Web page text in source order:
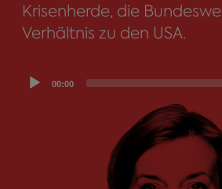
Krisenherde, die
Verhältnis zu den USA.
Audio
Player
00:00